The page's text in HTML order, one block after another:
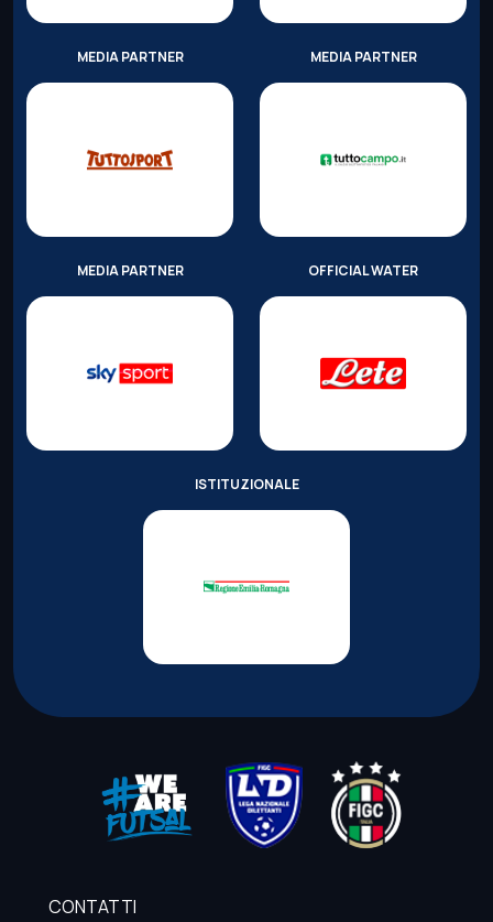
MEDIA PARTNER MEDIA PARTNER
MEDIA PARTNER OFFICIAL WATER
ISTITUZIONALE
CONTATTI